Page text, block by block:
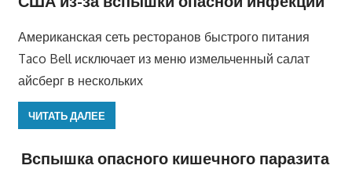
Американская сеть ресторанов быстрого питания
Taco Bell исключает из меню измельченный салат
айсберг в нескольких
ЧИТАТЬ ДАЛЕЕ
Вспышка опасного кишечного паразита